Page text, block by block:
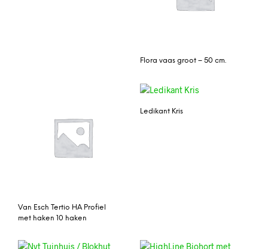
Flora vaas groot – 50 cm.
Van Esch Tertio HA Profiel
met haken 10 haken
Ledikant Kris